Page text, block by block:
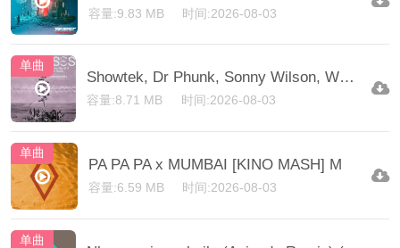
容量:9.83 MB 时间:2026-08-03
单曲
Showtek, Dr Phunk, Sonny Wilson, We Are Loud, Lockdow
容量:8.71 MB 时间:2026-08-03
单曲
PA PA PA x MUMBAI [KINO MASH] M
容量:6.59 MB 时间:2026-08-03
单曲